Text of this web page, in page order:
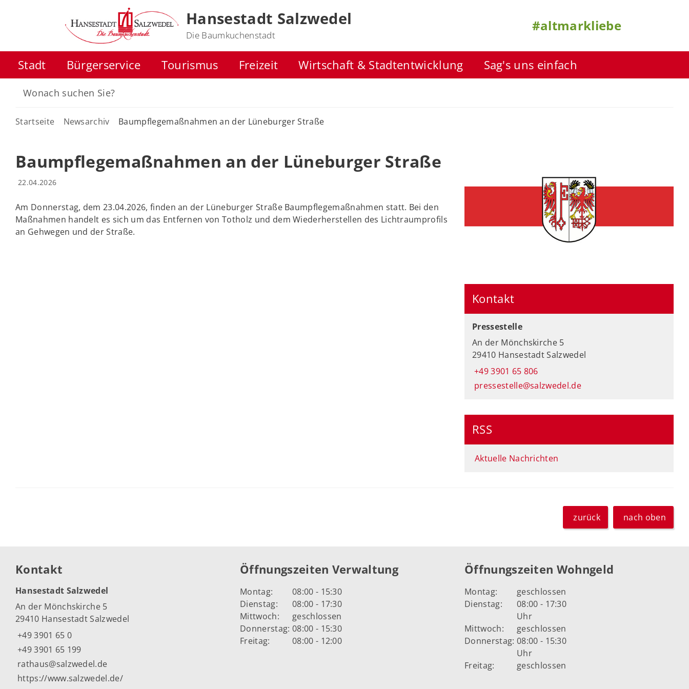
Hansestadt Salzwedel
Die Baumkuchenstadt
#altmarkliebe
Stadt Bürgerservice Tourismus Freizeit Wirtschaft & Stadtentwicklung Sag's uns einfach
Startseite Newsarchiv Baumpflegemaßnahmen an der Lüneburger Straße
Baumpflegemaßnahmen an der Lüneburger Straße
22.04.2026
Am Donnerstag, dem 23.04.2026, finden an der Lüneburger Straße Baumpflegemaßnahmen statt. Bei den
Maßnahmen handelt es sich um das Entfernen von Totholz und dem Wiederherstellen des Lichtraumprofils
an Gehwegen und der Straße.
Kontakt
Pressestelle
An der Mönchskirche 5
29410 Hansestadt Salzwedel
+49 3901 65 806
pressestelle@salzwedel.de
RSS
Aktuelle Nachrichten
zurück nach oben
Kontakt
Hansestadt Salzwedel
An der Mönchskirche 5
29410 Hansestadt Salzwedel
+49 3901 65 0
+49 3901 65 199
rathaus@salzwedel.de
https://www.salzwedel.de/
Öffnungszeiten Verwaltung
Montag:
08:00 - 15:30
Dienstag:
08:00 - 17:30
Mittwoch:
geschlossen
Donnerstag: 08:00 - 15:30
Freitag:
08:00 - 12:00
Öffnungszeiten Wohngeld
Montag:
geschlossen
Dienstag:
08:00 - 17:30
Uhr
Mittwoch:
geschlossen
Donnerstag: 08:00 - 15:30
Uhr
Freitag:
geschlossen